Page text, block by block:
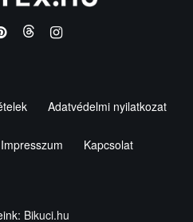
Adatvédelmi nyilatkozat
Impresszum Kapcsolat
Bikuci.hu